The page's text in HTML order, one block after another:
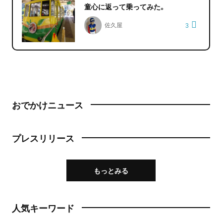
童心に返って乗ってみた。
佐久屋 3
おでかけニュース
プレスリリース
もっとみる
人気キーワード